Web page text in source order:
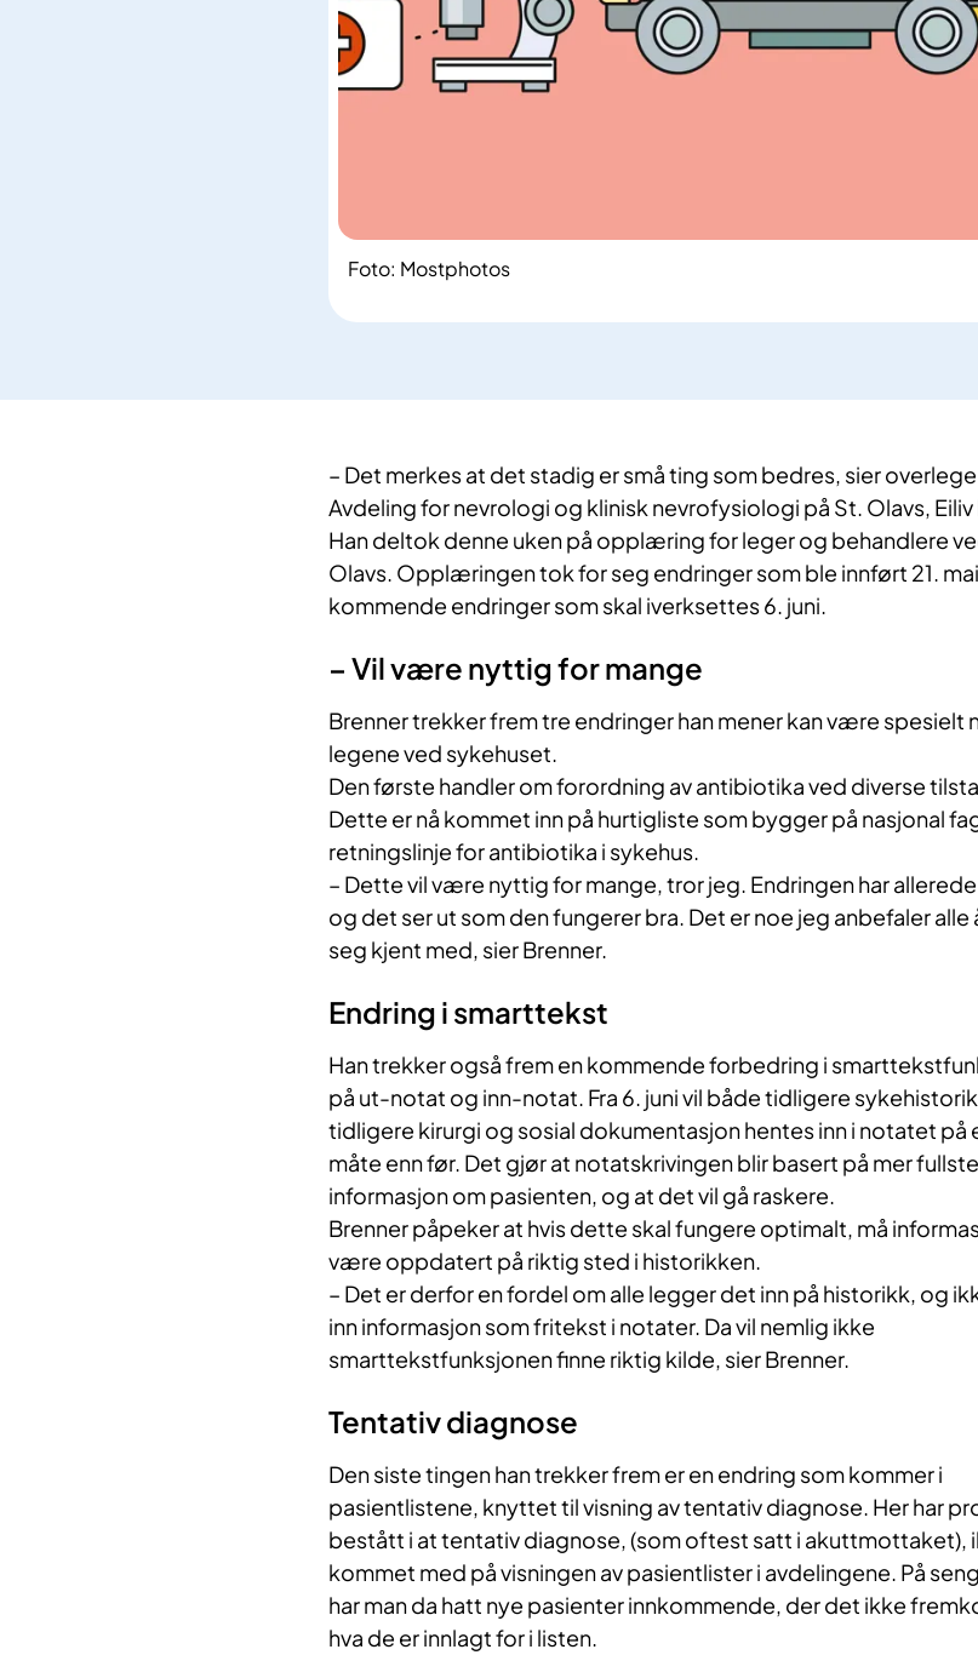
Foto: Mostphotos
– Det merkes at det stadig er små ting som bedres, sier
Avdeling for nevrologi og klinisk nevrofysiologi på St. Olavs, Eiliv
Han deltok denne uken på opplæring for leger og behandlere
Olavs. Opplæringen tok for seg endringer som ble innført 21.
kommende endringer som skal iverksettes 6. juni.
– Vil være nyttig for mange
Brenner trekker frem tre endringer han mener kan være spesielt
legene ved sykehuset.
Den første handler om forordning av antibiotika ved diverse
Dette er nå kommet inn på hurtigliste som bygger på nasjonal
retningslinje for antibiotika i sykehus.
– Dette vil være nyttig for mange, tror jeg. Endringen har
og det ser ut som den fungerer bra. Det er noe jeg anbefaler alle
seg kjent med, sier Brenner.
Endring i smarttekst
Han trekker også frem en kommende forbedring i
på ut-notat og inn-notat. Fra 6. juni vil både tidligere
tidligere kirurgi og sosial dokumentasjon hentes inn i notatet på
måte enn før. Det gjør at notatskrivingen blir basert på mer
informasjon om pasienten, og at det vil gå raskere.
Brenner påpeker at hvis dette skal fungere optimalt, må
være oppdatert på riktig sted i historikken.
– Det er derfor en fordel om alle legger det inn på historikk, og
inn informasjon som fritekst i notater. Da vil nemlig ikke
smarttekstfunksjonen finne riktig kilde, sier Brenner.
Tentativ diagnose
Den siste tingen han trekker frem er en endring som kommer i
pasientlistene, knyttet til visning av tentativ diagnose. Her har
bestått i at tentativ diagnose, (som oftest satt i akuttmottaket),
kommet med på visningen av pasientlister i avdelingene. På
har man da hatt nye pasienter innkommende, der det ikke
hva de er innlagt for i listen.